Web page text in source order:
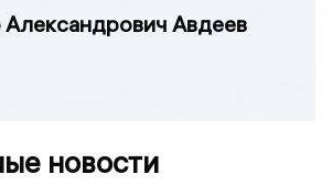
Авдеев
новости